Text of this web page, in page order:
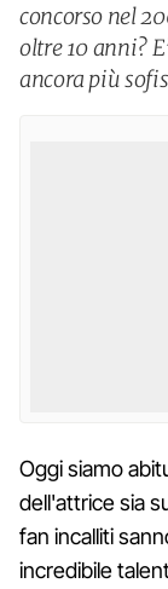
concorso nel
oltre 10 anni?
ancora più
Oggi siamo
dell'attrice sia
fan incalliti
incredibile